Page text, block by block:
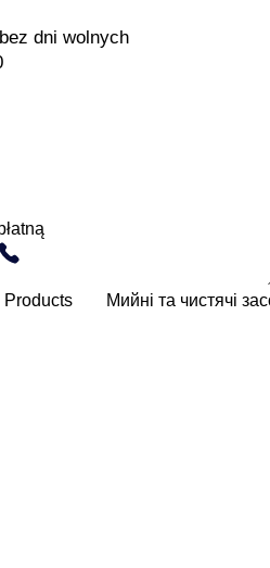
dni wolnych
Products Мийні та чистячі